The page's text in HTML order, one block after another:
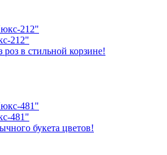
212"
в стильной корзине!
481"
букета цветов!